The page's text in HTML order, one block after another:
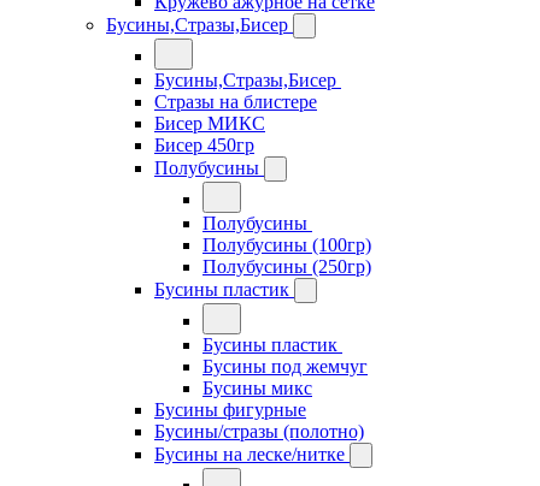
Бусины,Стразы,Бисер
Бусины,Стразы,Бисер
Стразы на блистере
Бисер МИКС
Бисер 450гр
Полубусины
Полубусины
Полубусины (100гр)
Полубусины (250гр)
Бусины пластик
Бусины пластик
Бусины под жемчуг
Бусины микс
Бусины фигурные
Бусины/стразы (полотно)
Бусины на леске/нитке